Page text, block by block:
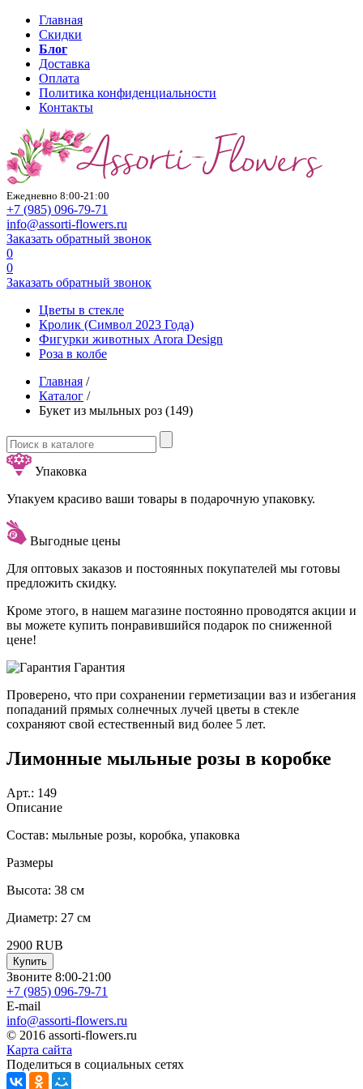
Главная
Скидки
Блог
Доставка
Оплата
Политика конфиденциальности
Контакты
Ежедневно 8:00-21:00
+7 (985) 096-79-71
info@assorti-flowers.ru
Заказать обратный звонок
0
0
Заказать обратный звонок
Цветы в стекле
Кролик (Символ 2023 Года)
Фигурки животных Arora Design
Роза в колбе
Главная /
Каталог /
Букет из мыльных роз (149)
Упаковка
Упакуем красиво ваши товары в подарочную упаковку.
Выгодные цены
Для оптовых заказов и постоянных покупателей мы готовы
предложить скидку.
Кроме этого, в нашем магазине постоянно проводятся акции и
вы можете купить понравившийся подарок по сниженной
цене!
Гарантия
Проверено, что при сохранении герметизации ваз и избегания
попаданий прямых солнечных лучей цветы в стекле
сохраняют свой естественный вид более 5 лет.
Лимонные мыльные розы в коробке
Арт.: 149
Описание
Состав: мыльные розы, коробка, упаковка
Размеры
Высота: 38 см
Диаметр: 27 см
2900 RUB
Купить
Звоните 8:00-21:00
+7 (985) 096-79-71
E-mail
info@assorti-flowers.ru
© 2016 assorti-flowers.ru
Карта сайта
Поделиться в социальных сетях